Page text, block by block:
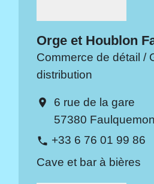
Orge et Houblon
Commerce de détail /
distribution
location_on
6 rue de la gare
57380
phone +33 6 76 01 99 86
Cave et bar à bières